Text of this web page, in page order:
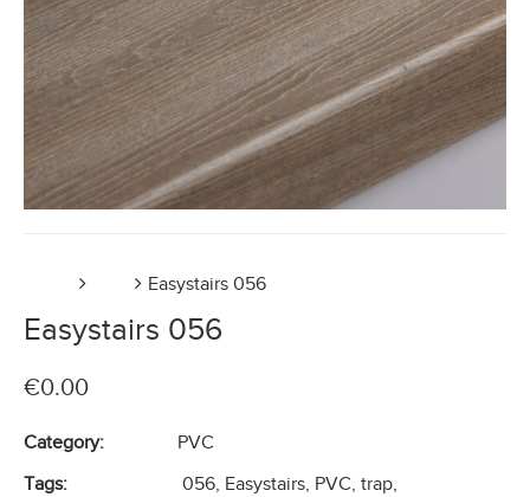
Easystairs 056
Easystairs 056
€0.00
Category:
PVC
Tags:
056 Easystairs PVC trap